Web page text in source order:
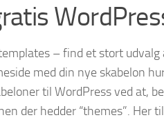
– find et stort
med din nye skabelon
til WordPress ved at,
der hedder “themes”. Her